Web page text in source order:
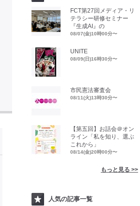
FCT第27回メディア・リ
テラシー研修セミナー
『生成AI』の
08/07(金)10時00分〜
UNITE
08/09(日)16時30分〜
市民憲法審査会
08/11(火)13時30分〜
【第五回】お話会＠オン
ライン「私を知り、選ぶ
これから」
08/14(金)20時00分〜
もっと見る >>
人気の記事一覧